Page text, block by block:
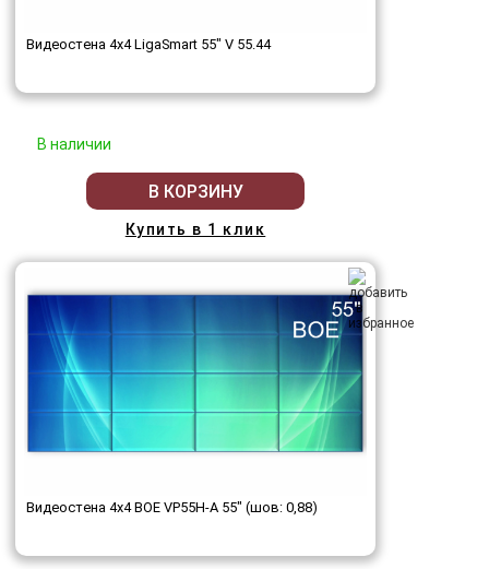
Видеостена 4x4 LigaSmart 55" V 55.44
В наличии
В КОРЗИНУ
Купить в 1 клик
Видеостена 4x4 BOE VP55H-A 55" (шов: 0,88)